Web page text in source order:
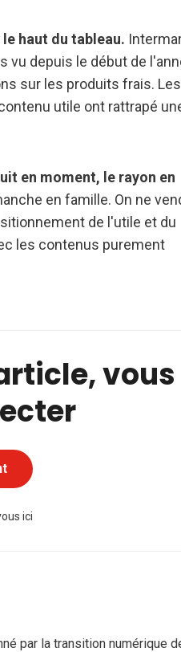
haut du tableau.
vu depuis le début de
sur les produits frais. Les
utile ont rattrapé
en moment, le rayon en
en famille. On ne
de l'utile et du
les contenus purement
vous
ici
par la transition numérique